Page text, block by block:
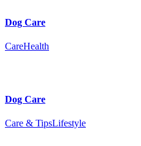
Dog Care
CareHealth
Dog Care
Care & TipsLifestyle